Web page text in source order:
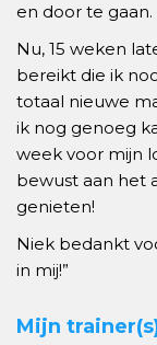
en door te gaan.
Nu, 15 weken
bereikt die ik
totaal nieuwe
ik nog genoeg
week voor mijn
bewust aan het
genieten!
Niek bedankt
in mij!”
Mijn